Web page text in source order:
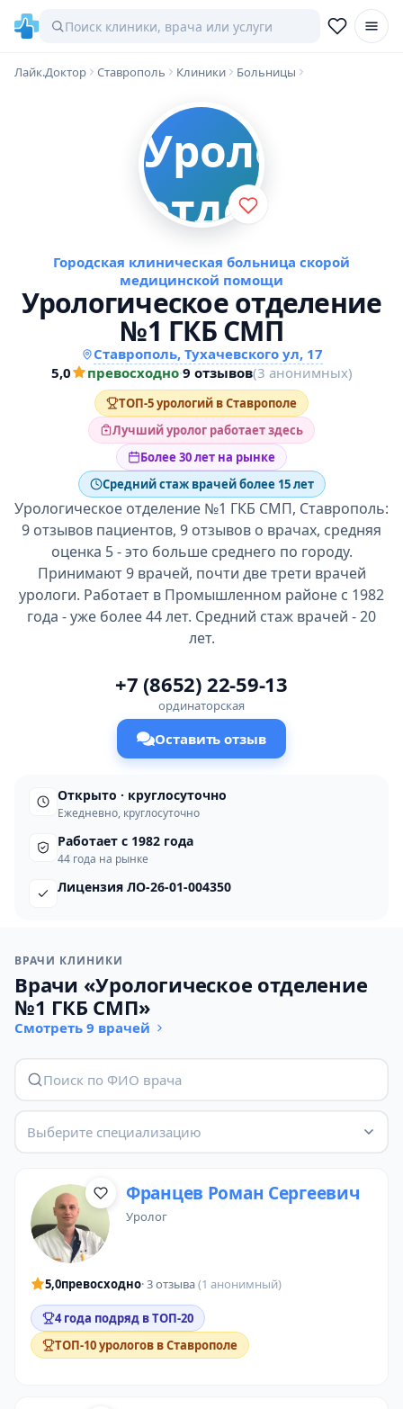
Лайк.Доктор Ставрополь Клиники Больницы
Городская клиническая больница скорой
медицинской помощи
Урологическое отделение
№1 ГКБ СМП
Ставрополь, Тухачевского ул, 17
5,0
превосходно·9 отзывов(3 анонимных)
ТОП-5 урологий в Ставрополе
Лучший уролог работает здесь
Более 30 лет на рынке
Средний стаж врачей более 15 лет
Урологическое отделение №1 ГКБ СМП, Ставрополь:
9 отзывов пациентов, 9 отзывов о врачах, средняя
оценка 5 - это больше среднего по городу.
Принимают 9 врачей, почти две трети врачей
урологи. Работает в Промышленном районе с 1982
года - уже более 44 лет. Средний стаж врачей - 20
лет.
+7 (8652) 22-59-13
ординаторская
Оставить отзыв
Открыто · круглосуточно
Ежедневно, круглосуточно
Работает с 1982 года
44 года на рынке
Лицензия ЛО-26-01-004350
ВРАЧИ КЛИНИКИ
Врачи «Урологическое отделение
№1 ГКБ СМП»
Смотреть 9 врачей
Выберите специализацию
Францев Роман Сергеевич
уролог
5,0превосходно· 3 отзыва(1 анонимный)
4 года подряд в ТОП-20
ТОП-10 урологов в Ставрополе